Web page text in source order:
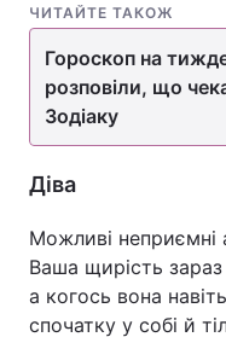
ЧИТАЙТЕ ТАКОЖ
Гороскоп на
розповіли, що
Зодіаку
Діва
Можливі неприємні
Ваша щирість
а когось вона
спочатку у собі й